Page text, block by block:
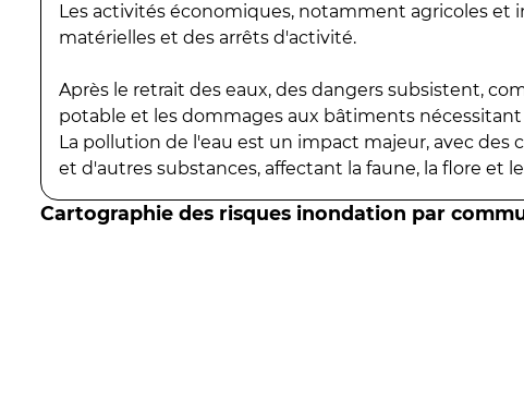
Les activités économiques, notamment agricoles et
matérielles et des arrêts d'activité.
Après le retrait des eaux, des dangers subsistent,
potable et les dommages aux bâtiments
La pollution de l'eau est un impact majeur, avec des
et d'autres substances, affectant la faune, la flore et
Cartographie des risques inondation par